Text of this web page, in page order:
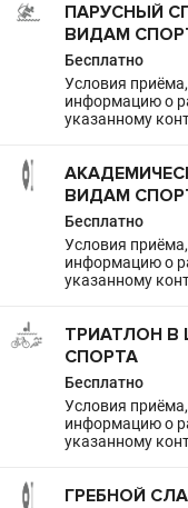
ПАРУСНЫЙ
ВИДАМ
Бесплатно
Условия
информацию о
указанному
ВИДАМ
Бесплатно
Условия
информацию о
указанному
ТРИАТЛОН
СПОРТА
Бесплатно
Условия
информацию о
указанному
ГРЕБНОЙ